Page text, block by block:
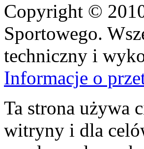
Copyright ©
Sportowego.
techniczny i
Informacje o
Ta strona używa
witryny i dla